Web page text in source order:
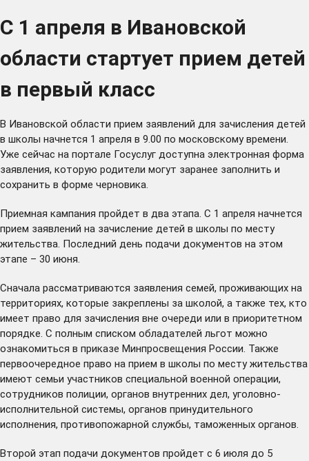
С 1 апреля в Ивановской
области стартует прием детей
в первый класс
В Ивановской области прием заявлений для зачисления детей
в школы начнется 1 апреля в 9.00 по московскому времени.
Уже сейчас на портале Госуслуг доступна электронная форма
заявления, которую родители могут заранее заполнить и
сохранить в форме черновика.
Приемная кампания пройдет в два этапа. С 1 апреля начнется
прием заявлений на зачисление детей в школы по месту
жительства. Последний день подачи документов на этом
этапе – 30 июня.
Сначала рассматриваются заявления семей, проживающих на
территориях, которые закреплены за школой, а также тех, кто
имеет право для зачисления вне очереди или в приоритетном
порядке. С полным списком обладателей льгот можно
ознакомиться в приказе Минпросвещения России. Также
первоочередное право на прием в школы по месту жительства
имеют семьи участников специальной военной операции,
сотрудников полиции, органов внутренних дел, уголовно-
исполнительной системы, органов принудительного
исполнения, противопожарной службы, таможенных органов.
Второй этап подачи документов пройдет с 6 июля до 5